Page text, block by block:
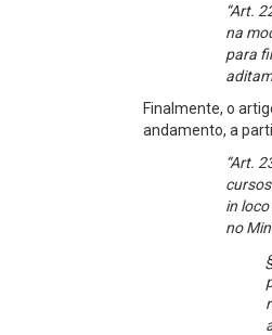
“Art.
na
para
Finalmente, o
andamento, a
“Art.
in
no